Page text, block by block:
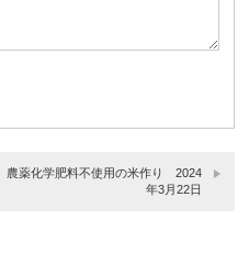
農薬化学肥料不使用の米作り 2024
年3月22日